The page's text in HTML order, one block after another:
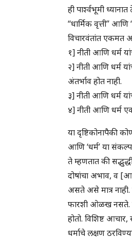
ही पार्श्वभूमी
“धार्मिक वृत्ती”
विचारवंतांत एकमत
१] नीती आणि धर्म
२] नीती आणि धर्म
अंतर्भाव होत नाही.
३] नीती आणि धर्म
४] नीती आणि धर्म
या दृष्टिकोनापैकी
आणि ‘धर्म’ या
ते म्हणतात की
दोषांचा अभाव, व [आ]
असते असे मात्र नाही.
फारशी ओळख नसते.
होतो. विशिष्ट
धर्माचे लक्षण